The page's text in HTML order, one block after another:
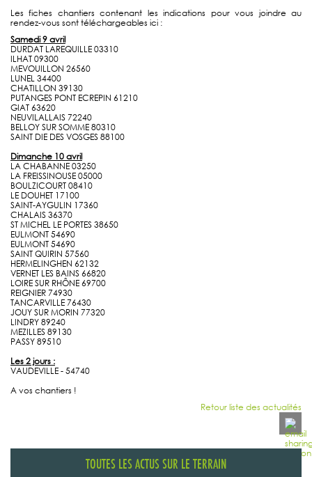
Les fiches chantiers contenant les indications pour vous joindre au
rendez-vous sont téléchargeables ici :
Samedi 9 avril
DURDAT LAREQUILLE 03310
ILHAT 09300
MEVOUILLON 26560
LUNEL 34400
CHATILLON 39130
PUTANGES PONT ECREPIN 61210
GIAT 63620
NEUVILALLAIS 72240
BELLOY SUR SOMME 80310
SAINT DIE DES VOSGES 88100
Dimanche 10 avril
LA CHABANNE 03250
LA FREISSINOUSE 05000
BOULZICOURT 08410
LE DOUHET 17100
SAINT-AYGULIN 17360
CHALAIS 36370
ST MICHEL LE PORTES 38650
EULMONT 54690
EULMONT 54690
SAINT QUIRIN 57560
HERMELINGHEN 62132
VERNET LES BAINS 66820
LOIRE SUR RHÔNE 69700
REIGNIER 74930
TANCARVILLE 76430
JOUY SUR MORIN 77320
LINDRY 89240
MEZILLES 89130
PASSY 89510
Les 2 jours :
VAUDEVILLE - 54740
A vos chantiers !
Retour liste des actualités
TOUTES LES ACTUS SUR LE TERRAIN